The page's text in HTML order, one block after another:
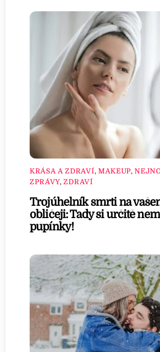
KRÁSA A ZDRAVÍ, MAKEUP,
ZPRÁVY,ZDRAVÍ
Trojúhelník smrti na
obličeji: Tady si určitě
pupínky!